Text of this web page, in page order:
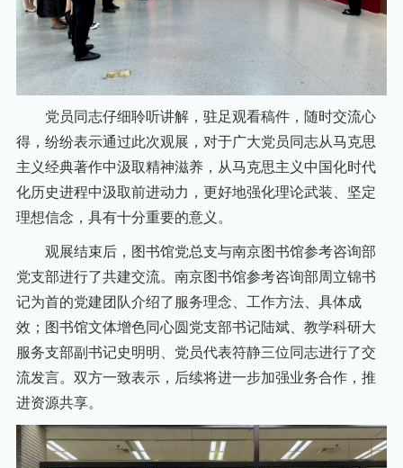
党员同志仔细聆听讲解，驻足观看稿件，随时交流心
得，纷纷表示通过此次观展，对于广大党员同志从马克思
主义经典著作中汲取精神滋养，从马克思主义中国化时代
化历史进程中汲取前进动力，更好地强化理论武装、坚定
理想信念，具有十分重要的意义。
观展结束后，图书馆党总支与南京图书馆参考咨询部
党支部进行了共建交流。南京图书馆参考咨询部周立锦书
记为首的党建团队介绍了服务理念、工作方法、具体成
效；图书馆文体增色同心圆党支部书记陆斌、教学科研大
服务支部副书记史明明、党员代表符静三位同志进行了交
流发言。双方一致表示，后续将进一步加强业务合作，推
进资源共享。